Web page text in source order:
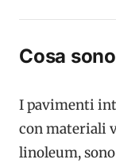
Cosa
I pavimenti
con materiali
linoleum,